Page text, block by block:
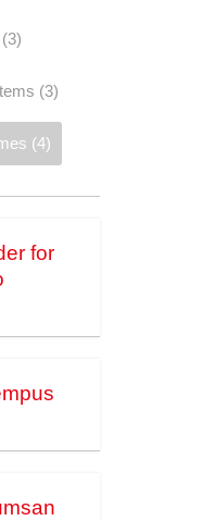
(3)
(3)
(4)
for